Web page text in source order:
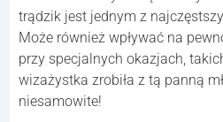
trądzik jest jednym z
Może również wpływać na
przy specjalnych okazjach,
wizażystka zrobiła z tą panną
niesamowite!